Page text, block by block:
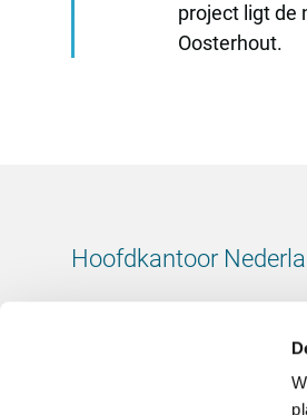
project ligt de
Oosterhout.
Hoofdkantoor